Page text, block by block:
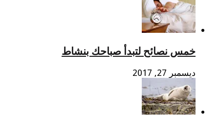
خمس نصائح لتبدأ صباحك بنشاط
ديسمبر 27, 2017